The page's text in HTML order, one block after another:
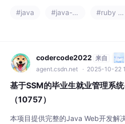
栈：
末联系方式获取资料包。（94字）
#java
codercode2022 来自
agent.csdn.net · 2025-10-22
基于SSM的毕业生就业管理系
（10757）
本项目提供完整的Java Web开发解决